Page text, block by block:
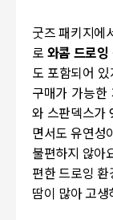
굿즈 패키지에
로 와콤 드로잉
도 포함되어
구매가 가능한
와 스판덱스가
면서도 유연성
불편하지 않아
편한 드로잉
땀이 많아 고